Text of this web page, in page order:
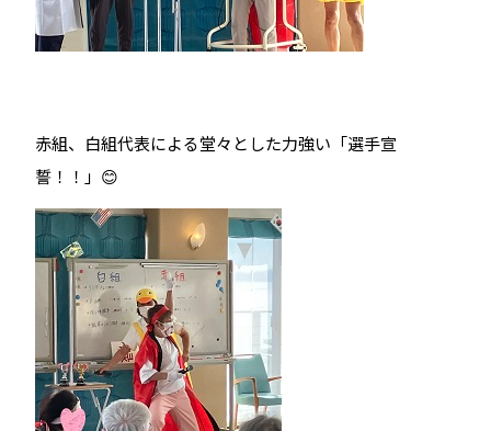
赤組、白組代表による堂々とした力強い「選手宣
誓！！」😊